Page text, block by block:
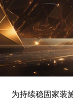
为持续稳固家装